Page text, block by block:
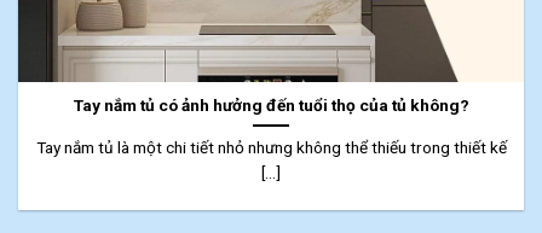
Tay nắm tủ có ảnh hưởng đến tuổi thọ của tủ không?
Tay nắm tủ là một chi tiết nhỏ nhưng không thể thiếu trong thiết kế
[...]